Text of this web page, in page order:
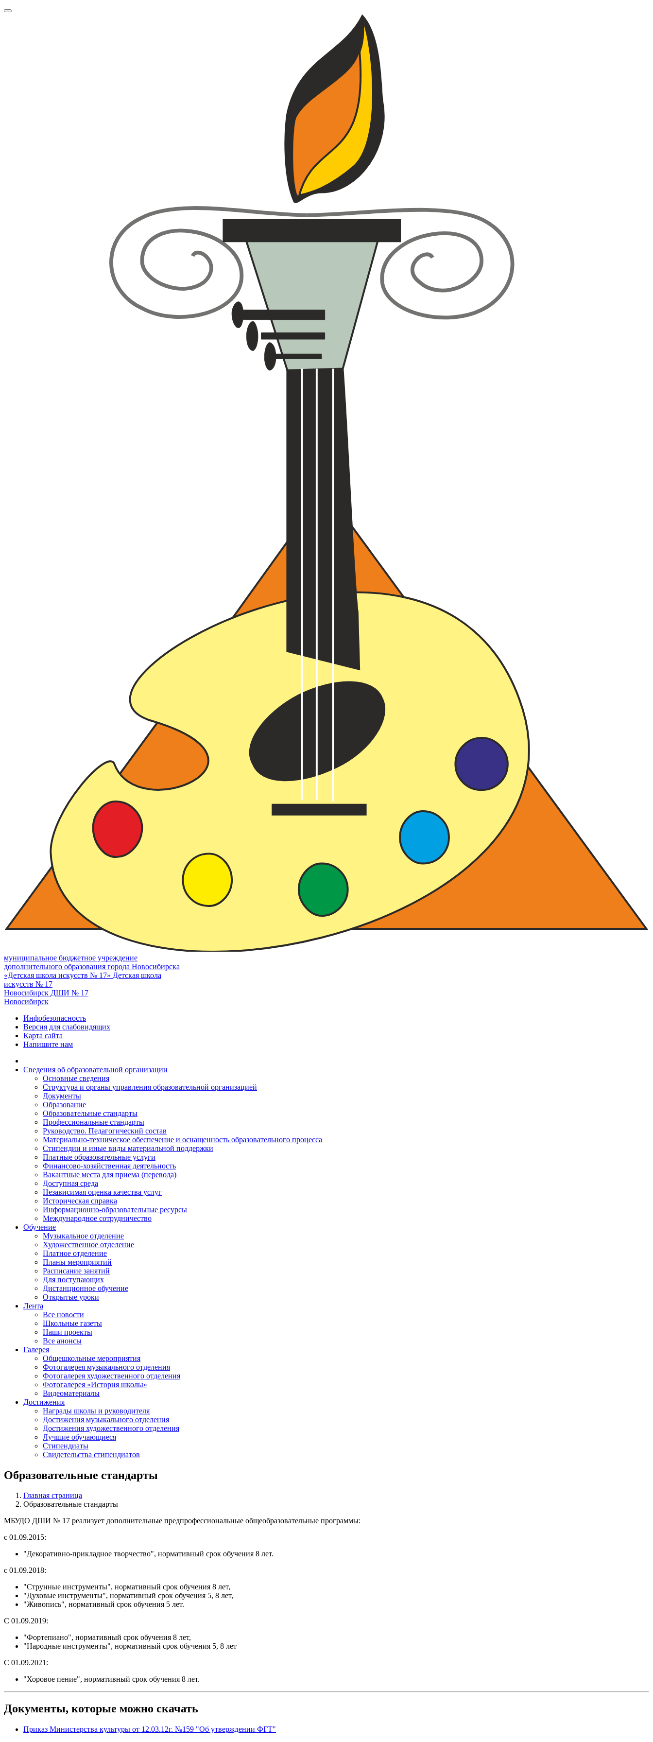
муниципальное бюджетное учреждение
дополнительного образования города Новосибирска
«Детская школа искусств № 17» Детская школа
искусств № 17
Новосибирск ДШИ № 17
Новосибирск
Инфобезопасность
Версия для слабовидящих
Карта сайта
Напишите нам
Сведения об образовательной организации
Основные сведения
Структура и органы управления образовательной организацией
Документы
Образование
Образовательные стандарты
Профессиональные стандарты
Руководство. Педагогический состав
Материально-техническое обеспечение и оснащенность образовательного процесса
Стипендии и иные виды материальной поддержки
Платные образовательные услуги
Финансово-хозяйственная деятельность
Вакантные места для приема (перевода)
Доступная среда
Независимая оценка качества услуг
Историческая справка
Информационно-образовательные ресурсы
Международное сотрудничество
Обучение
Музыкальное отделение
Художественное отделение
Платное отделение
Планы мероприятий
Расписание занятий
Для поступающих
Дистанционное обучение
Открытые уроки
Лента
Все новости
Школьные газеты
Наши проекты
Все анонсы
Галерея
Общешкольные мероприятия
Фотогалерея музыкального отделения
Фотогалерея художественного отделения
Фотогалерея «История школы»
Видеоматериалы
Достижения
Награды школы и руководителя
Достижения музыкального отделения
Достижения художественного отделения
Лучшие обучающиеся
Стипендиаты
Свидетельства стипендиатов
Образовательные стандарты
Главная страница
Образовательные стандарты
МБУДО ДШИ № 17 реализует дополнительные предпрофессиональные общеобразовательные программы:
с 01.09.2015:
"Декоративно-прикладное творчество", нормативный срок обучения 8 лет.
с 01.09.2018:
"Струнные инструменты", нормативный срок обучения 8 лет,
"Духовые инструменты", нормативный срок обучения 5, 8 лет,
"Живопись", нормативный срок обучения 5 лет.
С 01.09.2019:
"Фортепиано", нормативный срок обучения 8 лет,
"Народные инструменты", нормативный срок обучения 5, 8 лет
С 01.09.2021:
"Хоровое пение", нормативный срок обучения 8 лет.
Документы, которые можно скачать
Приказ Министерства культуры от 12.03.12г. №159 "Об утверждении ФГТ"